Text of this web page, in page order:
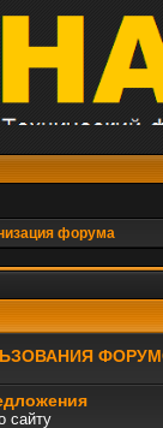
форума
сайту